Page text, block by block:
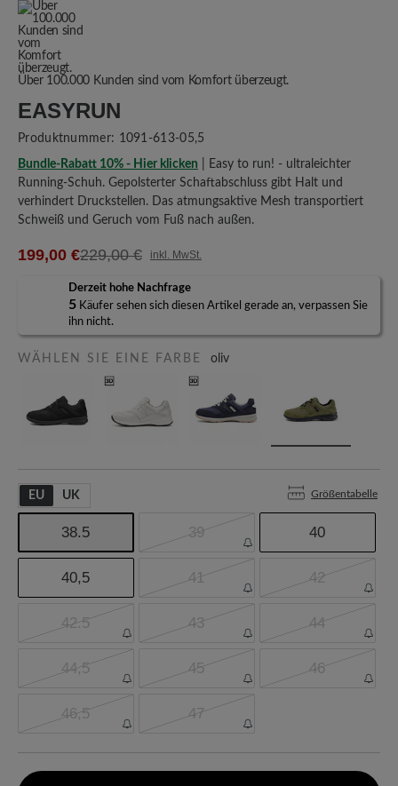
Über 100.000 Kunden sind vom Komfort überzeugt.
EASYRUN
Produktnummer: 1091-613-05,5
Bundle-Rabatt 10% - Hier klicken | Easy to run! - ultraleichter
Running-Schuh. Gepolsterter Schaftabschluss gibt Halt und
verhindert Druckstellen. Das atmungsaktive Mesh transportiert
Schweiß und Geruch vom Fuß nach außen.
199,00 €229,00 € inkl. MwSt.
Derzeit hohe Nachfrage
5 Käufer sehen sich diesen Artikel gerade an, verpassen Sie
ihn nicht.
WÄHLEN SIE EINE FARBE oliv
EU UK Größentabelle
38.5 39 40
40,5 41 42
42.5 43 44
44,5 45 46
46,5 47